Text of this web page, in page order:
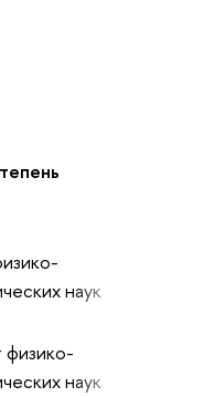
наук
физико-
наук